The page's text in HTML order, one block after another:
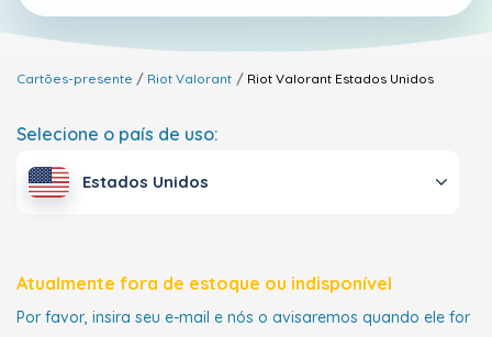
Cartões-presente Riot Valorant Riot Valorant Estados Unidos
Selecione o país de uso:
Estados Unidos
Atualmente fora de estoque ou indisponível
Por favor, insira seu e-mail e nós o avisaremos quando ele for